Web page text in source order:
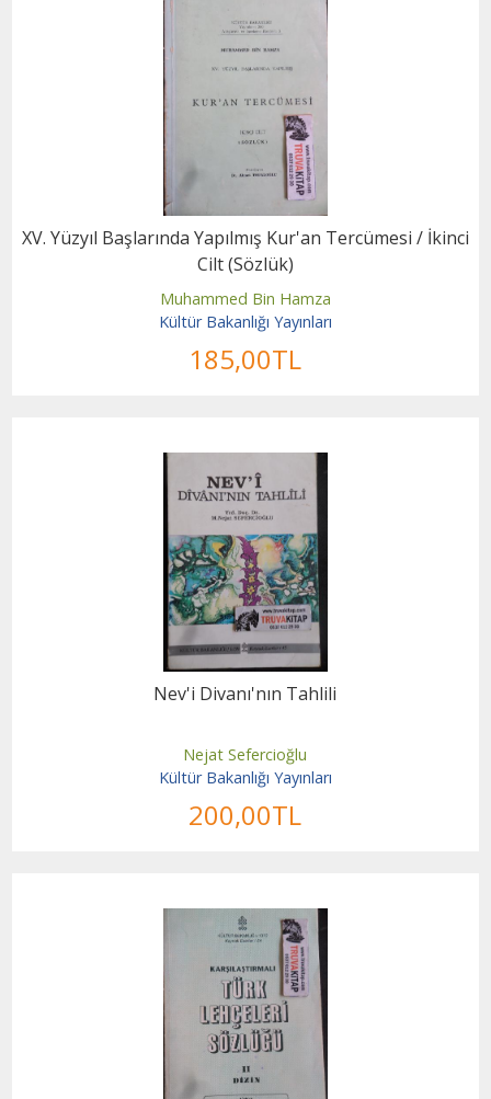
XV. Yüzyıl Başlarında Yapılmış Kur'an Tercümesi / İkinci
Cilt (Sözlük)
Muhammed Bin Hamza
Kültür Bakanlığı Yayınları
185,00TL
Nev'i Divanı'nın Tahlili
Nejat Sefercioğlu
Kültür Bakanlığı Yayınları
200,00TL